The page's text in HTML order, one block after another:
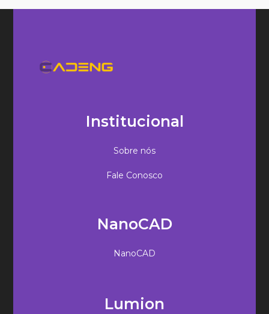
Institucional
Sobre nós
Fale Conosco
NanoCAD
NanoCAD
Lumion